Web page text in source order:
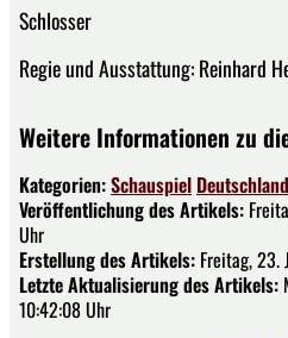
Schlosser
Regie und Ausstattung: Reinhard
Weitere Informationen zu
Kategorien:Schauspiel Deutschland
Veröffentlichung des Artikels:
Uhr
Erstellung des Artikels: Freitag, 23.
Letzte Aktualisierung des Artikels:
10:42:08 Uhr